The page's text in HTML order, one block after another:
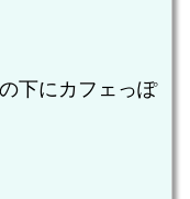
下にカフェっぽ